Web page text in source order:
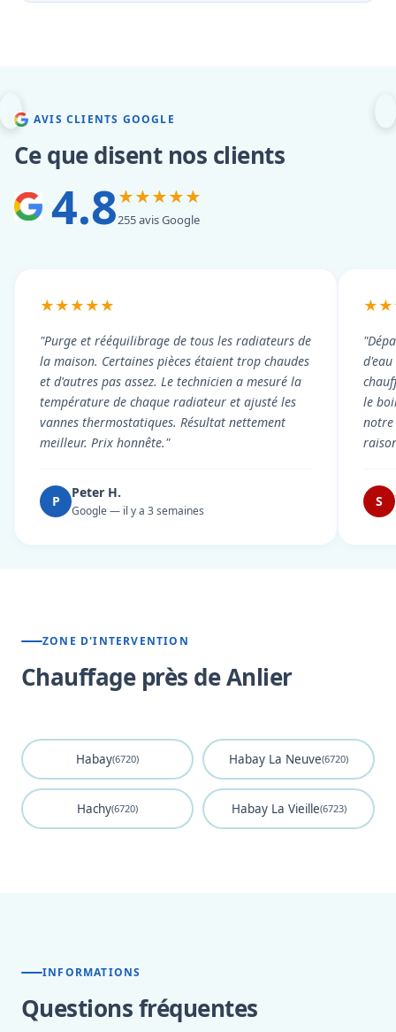
AVIS CLIENTS GOOGLE
Ce que disent nos clients
4.8★★★★★
255 avis Google
★★★★★
"Purge et rééquilibrage de tous les radiateurs de
la maison. Certaines pièces étaient trop chaudes
et d'autres pas assez. Le technicien a mesuré la
température de chaque radiateur et ajusté les
vannes thermostatiques. Résultat nettement
meilleur. Prix honnête."
P
Peter H.
Google — il y a 3 semaines
le
notre
S
ZONE D'INTERVENTION
Chauffage près de Anlier
Habay(6720) Habay La Neuve(6720)
Hachy(6720) Habay La Vieille(6723)
INFORMATIONS
Questions fréquentes